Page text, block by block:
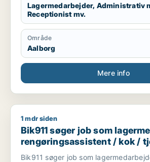
Lagermedarbejder, Administrativ
Receptionist mv.
Område
Aalborg
Mere info
Bik911 søger job som
1 mdr siden
Bik911 søger job som
rengøringsassistent / kok /
køkkenmedarbejder
Bik911 søger job som